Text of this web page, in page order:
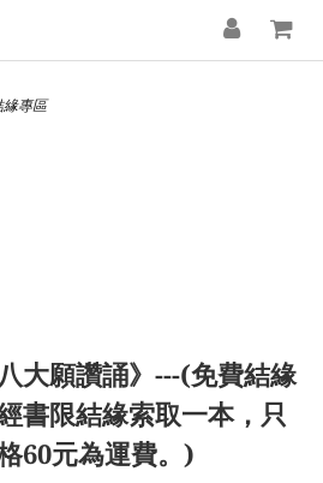
緣專區
大願讚誦》---(免費結緣
書限結緣索取一本，只
60元為運費。)